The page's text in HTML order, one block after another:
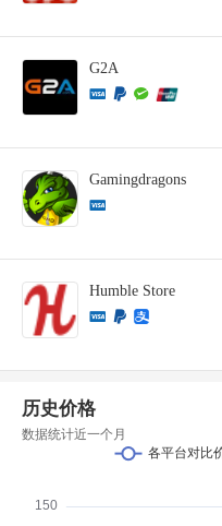
G2A
Gamingdragons
Humble Store
历史价格
数据统计近一个月